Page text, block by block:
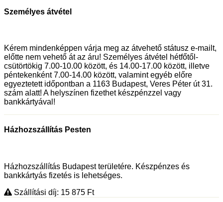
Személyes átvétel
Kérem mindenképpen várja meg az átvehető státusz e-mailt,
előtte nem vehető át az áru! Személyes átvétel hétfőtől-
csütörtökig 7.00-10.00 között, és 14.00-17.00 között, illetve
péntekenként 7.00-14.00 között, valamint egyéb előre
egyeztetett időpontban a 1163 Budapest, Veres Péter út 31.
szám alatt! A helyszínen fizethet készpénzzel vagy
bankkártyával!
Házhozszállítás Pesten
Házhozszállítás Budapest területére. Készpénzes és
bankkártyás fizetés is lehetséges.
Szállítási díj: 15 875 Ft